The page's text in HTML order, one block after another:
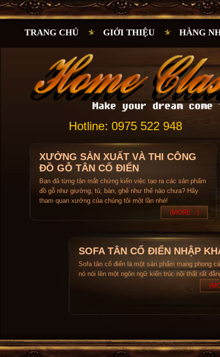
TRANG CHỦ GIỚI THIỆU HÀNG
Hotline: 0975 522 948
XƯỞNG SẢN XUẤT VÀ THI CÔNG
ĐỒ GỖ TÂN CỔ ĐIỂN
Bạn đã từng tận mắt chứng kiến việc tạo ra các sản phẩm
đồ gỗ như giường, tủ, bàn, ghế như thế nào chưa? Hãy
tham quan xưởng của chúng tôi một lần nhé!
(MORE...)
SOFA TÂN CỔ ĐIỂN NHẬP
Sofa tân cổ điển là một sản phẩm mang phong
nó nói lên một ngôn ngữ kiến trúc nội thất rất